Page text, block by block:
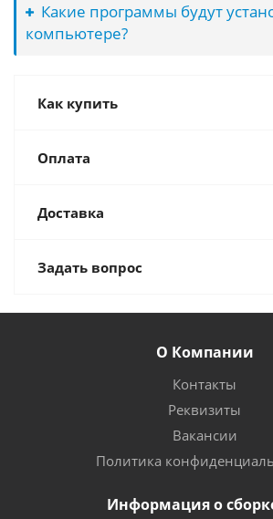
Какие программы будут
компьютере?
Как купить
Оплата
Доставка
Задать вопрос
О Компании
Контакты
Реквизиты
Вакансии
Политика
Информация о